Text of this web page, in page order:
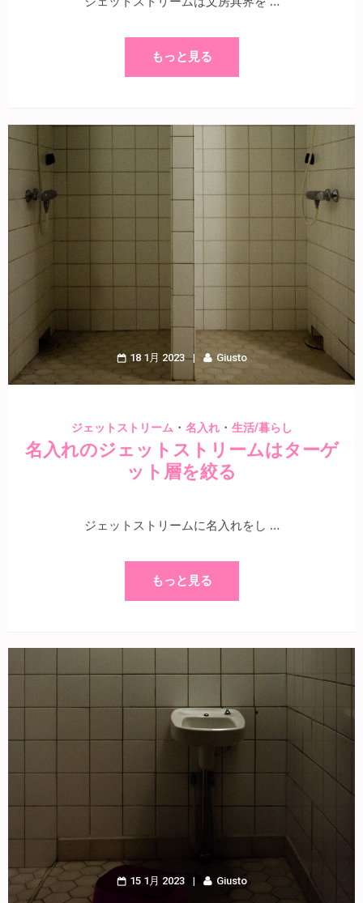
もっと見る
18 1月 2023 Giusto
ジェットストリーム・ 名入れ・ 生活/暮らし
名入れのジェットストリームはターゲ
ット層を絞る
ジェットストリームに名入れをし …
もっと見る
15 1月 2023 Giusto